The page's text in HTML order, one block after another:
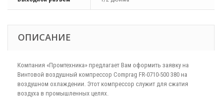
ОПИСАНИЕ
Компания «Промтехника» предлагает Вам оформить заявку на
Винтовой воздушный компрессор Comprag FR-0710-500 380 на
воздушном охлаждении. Этот компрессор служит для сжатия
воздуха в промышленных целях.